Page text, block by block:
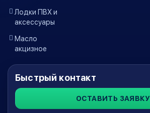
Лодки ПВХ и
аксессуары
Масло
акцизное
Быстрый контакт
ОСТАВИТЬ ЗАЯВКУ